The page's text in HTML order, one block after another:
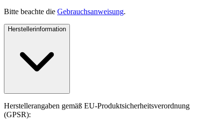
Bitte beachte die Gebrauchsanweisung.
Herstellerinformation
Herstellerangaben gemäß EU-Produktsicherheitsverordnung
(GPSR):